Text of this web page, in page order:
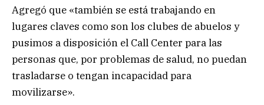
Agregó que «también se está trabajando en
lugares claves como son los clubes de abuelos y
pusimos a disposición el Call Center para las
personas que, por problemas de salud, no puedan
trasladarse o tengan incapacidad para
movilizarse».